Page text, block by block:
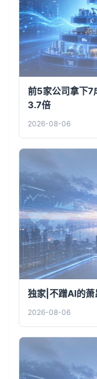
前5家公司拿下7
3.7倍
2026-08-06
独家|不蹭AI的
2026-08-06